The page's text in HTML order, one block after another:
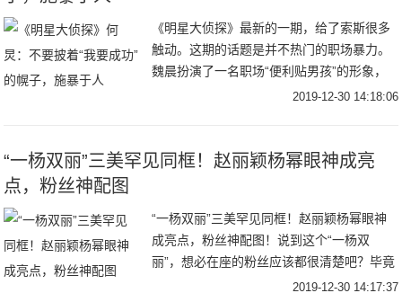
《明星大侦探》最新的一期，给了索斯很多
触动。这期的话题是并不热门的职场暴力。
魏晨扮演了一名职场“便利贴男孩”的形象，
他工作认真努力，也有自己的远大抱负，但
2019-12-30 14:18:06
“一杨双丽”三美罕见同框！赵丽颖杨幂眼神成亮
点，粉丝神配图
“一杨双丽”三美罕见同框！赵丽颖杨幂眼神
成亮点，粉丝神配图！说到这个“一杨双
丽”，想必在座的粉丝应该都很清楚吧？毕竟
时下不是还蛮流行说什么“四杨双丽”的吗？
2019-12-30 14:17:37